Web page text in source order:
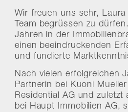
Wir freuen uns sehr,
Team begrüssen zu
Jahren in der
einen beeindruckenden
und fundierte
Nach vielen erfolgreichen
Partnerin bei Kuoni
Residential AG und zuletzt
bei Haupt Immobilien AG,